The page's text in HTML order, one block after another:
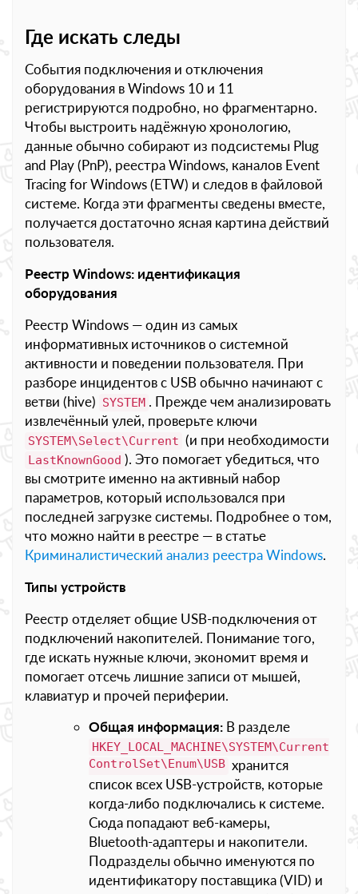
Где искать следы
События подключения и отключения
оборудования в Windows 10 и 11
регистрируются подробно, но фрагментарно.
Чтобы выстроить надёжную хронологию,
данные обычно собирают из подсистемы Plug
and Play (PnP), реестра Windows, каналов Event
Tracing for Windows (ETW) и следов в файловой
системе. Когда эти фрагменты сведены вместе,
получается достаточно ясная картина действий
пользователя.
Реестр Windows: идентификация
оборудования
Реестр Windows — один из самых
информативных источников о системной
активности и поведении пользователя. При
разборе инцидентов с USB обычно начинают с
ветви (hive) SYSTEM . Прежде чем анализировать
извлечённый улей, проверьте ключи
SYSTEM\Select\Current (и при необходимости
LastKnownGood ). Это помогает убедиться, что
вы смотрите именно на активный набор
параметров, который использовался при
последней загрузке системы. Подробнее о том,
что можно найти в реестре — в статье
Криминалистический анализ реестра Windows.
Типы устройств
Реестр отделяет общие USB-подключения от
подключений накопителей. Понимание того,
где искать нужные ключи, экономит время и
помогает отсечь лишние записи от мышей,
клавиатур и прочей периферии.
Общая информация: В разделе
HKEY_LOCAL_MACHINE\SYSTEM\Current
ControlSet\Enum\USB хранится
список всех USB-устройств, которые
когда-либо подключались к системе.
Сюда попадают веб-камеры,
Bluetooth-адаптеры и накопители.
Подразделы обычно именуются по
идентификатору поставщика (VID) и